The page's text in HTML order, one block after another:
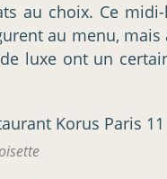
au choix. Ce
au menu,
luxe ont un